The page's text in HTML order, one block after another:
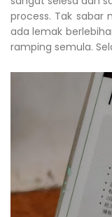
process. Tak sabar
ada lemak
ramping semula.